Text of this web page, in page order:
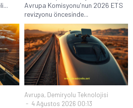
Avrupa Komisyonu'nun 2026 ETS
revizyonu öncesinde...
Avrupa, Demiryolu Teknolojisi
4 Ağustos 2026 00:13